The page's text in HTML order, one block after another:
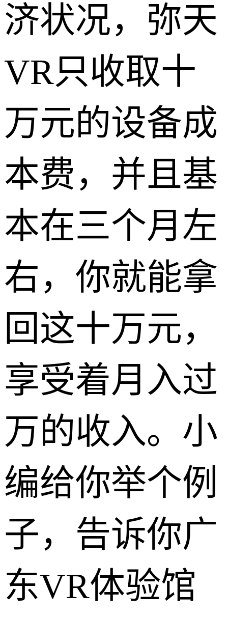
济状况，弥天
VR只收取十
万元的设备成
本费，并且基
本在三个月左
右，你就能拿
回这十万元，
享受着月入过
万的收入。小
编给你举个例
子，告诉你广
东VR体验馆